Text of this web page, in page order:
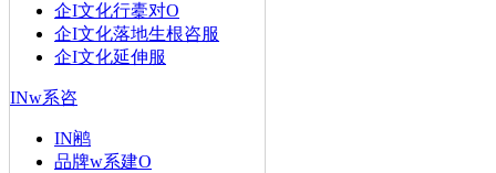
企I文化行橐对O
企I文化落地生根咨服
企I文化延伸服
INw系咨
IN鹇
品牌w系建O